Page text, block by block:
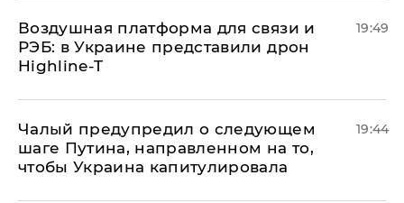
Воздушная платформа для связи и
РЭБ: в Украине представили дрон
Highline-T
19:49
Чалый предупредил о следующем
шаге Путина, направленном на то,
чтобы Украина капитулировала
19:44